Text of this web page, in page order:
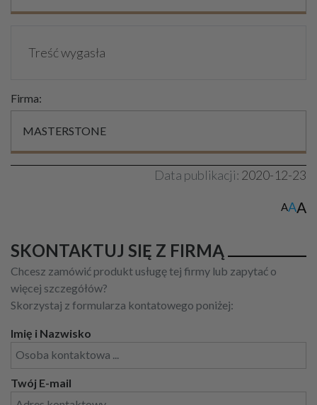
Treść wygasła
Firma:
MASTERSTONE
Data publikacji: 2020-12-23
AAA
SKONTAKTUJ SIĘ Z FIRMĄ
Chcesz zamówić produkt usługę tej firmy lub zapytać o
więcej szczegółów?
Skorzystaj z formularza kontatowego poniżej:
Imię i Nazwisko
Twój E-mail